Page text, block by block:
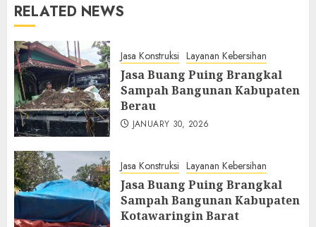
RELATED NEWS
Jasa Konstruksi Layanan Kebersihan
Jasa Buang Puing Brangkal
Sampah Bangunan Kabupaten
Berau
JANUARY 30, 2026
Jasa Konstruksi Layanan Kebersihan
Jasa Buang Puing Brangkal
Sampah Bangunan Kabupaten
Kotawaringin Barat